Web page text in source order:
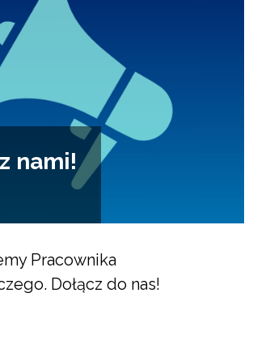
nami!
Pracownika
Dołącz do nas!